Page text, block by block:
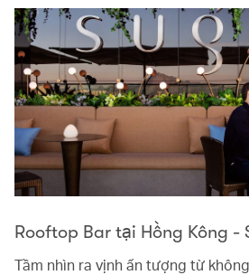
Rooftop Bar tại Hồng Kông -
Tầm nhìn ra vịnh ấn tượng từ